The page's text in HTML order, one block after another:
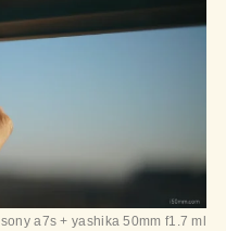
sony a7s + yashika 50mm f1.7 ml